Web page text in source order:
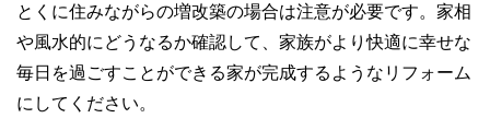
とくに住みながらの増改築の場合は注意が必要です。家相
や風水的にどうなるか確認して、家族がより快適に幸せな
毎日を過ごすことができる家が完成するようなリフォーム
にしてください。